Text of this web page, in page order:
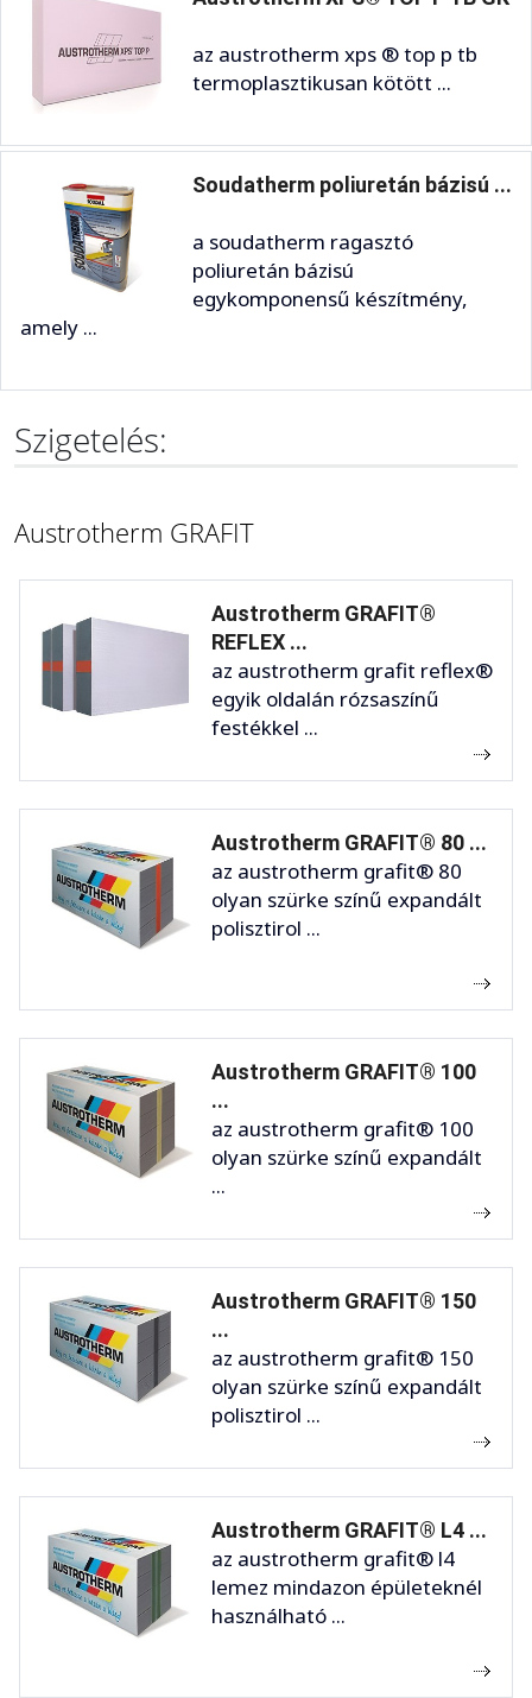
az austrotherm xps ® top p tb
termoplasztikusan kötött ...
Soudatherm poliuretán bázisú ...
a soudatherm ragasztó
poliuretán bázisú
egykomponensű készítmény,
amely ...
Szigetelés:
Austrotherm GRAFIT
Austrotherm GRAFIT®
REFLEX ...
az austrotherm grafit reflex®
egyik oldalán rózsaszínű
festékkel ...
Austrotherm GRAFIT® 80 ...
az austrotherm grafit® 80
olyan szürke színű expandált
polisztirol ...
Austrotherm GRAFIT® 100
...
az austrotherm grafit® 100
olyan szürke színű expandált
...
Austrotherm GRAFIT® 150
...
az austrotherm grafit® 150
olyan szürke színű expandált
polisztirol ...
Austrotherm GRAFIT® L4 ...
az austrotherm grafit® l4
lemez mindazon épületeknél
használható ...